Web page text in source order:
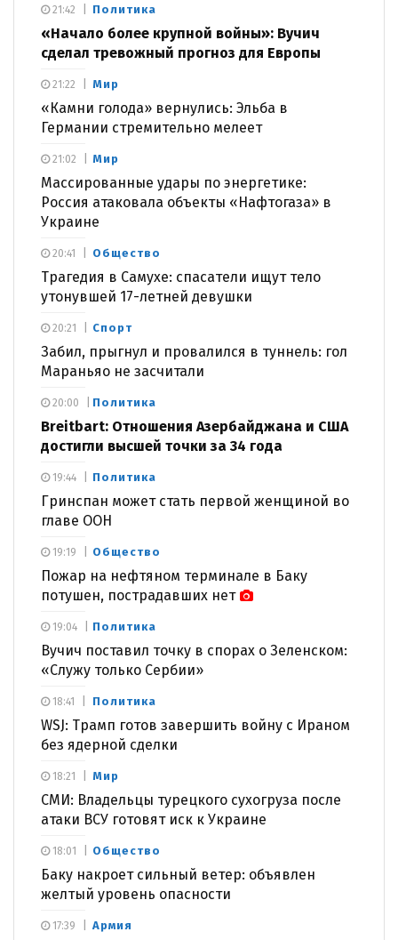
Политика
«Начало более крупной войны»: Вучич
сделал тревожный прогноз для Европы
21:42
Мир
«Камни голода» вернулись: Эльба в
Германии стремительно мелеет
21:22
Мир
Массированные удары по энергетике:
Россия атаковала объекты «Нафтогаза» в
Украине
21:02
Общество
Трагедия в Самухе: спасатели ищут тело
утонувшей 17-летней девушки
20:41
Спорт
Забил, прыгнул и провалился в туннель: гол
Мараньяо не засчитали
20:21
Политика
Breitbart: Отношения Азербайджана и США
достигли высшей точки за 34 года
20:00
Политика
Гринспан может стать первой женщиной во
главе ООН
19:44
Общество
Пожар на нефтяном терминале в Баку
потушен, пострадавших нет
19:19
Политика
Вучич поставил точку в спорах о Зеленском:
«Служу только Сербии»
19:04
Политика
WSJ: Трамп готов завершить войну с Ираном
без ядерной сделки
18:41
Мир
СМИ: Владельцы турецкого сухогруза после
атаки ВСУ готовят иск к Украине
18:21
Общество
Баку накроет сильный ветер: объявлен
желтый уровень опасности
18:01
Армия
17:39